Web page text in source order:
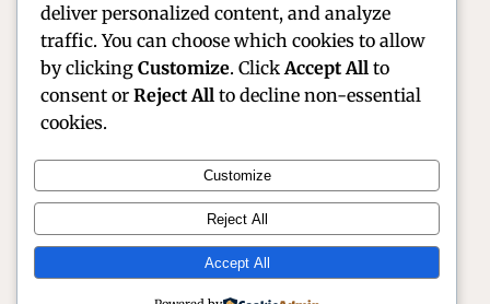
Official Site of Christian Montanari | Racer &
Motorsport Profile
deliver personalized content, and analyze
traffic. You can choose which cookies to allow
by clicking Customize. Click Accept All to
consent or Reject All to decline non-essential
cookies.
Customize
Reject All
Accept All